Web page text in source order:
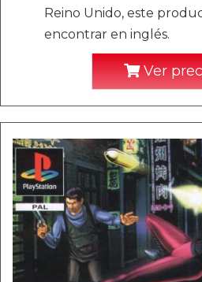
Reino Unido, este
encontrar en inglés.
Ver